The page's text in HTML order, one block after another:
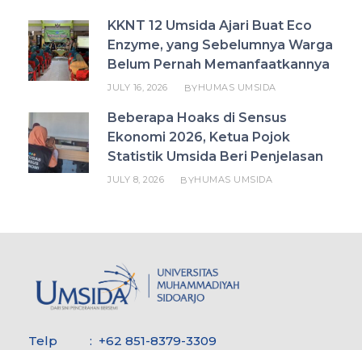
KKNT 12 Umsida Ajari Buat Eco
Enzyme, yang Sebelumnya Warga
Belum Pernah Memanfaatkannya
JULY 16, 2026 BYHUMAS UMSIDA
Beberapa Hoaks di Sensus
Ekonomi 2026, Ketua Pojok
Statistik Umsida Beri Penjelasan
JULY 8, 2026 BYHUMAS UMSIDA
Telp : +62 851-8379-3309